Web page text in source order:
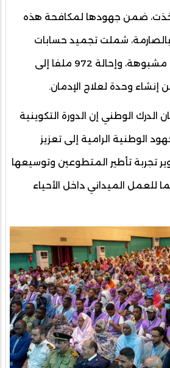
ضمن جهودها لمكافحة هذه
بالصارمة، شملت تجميد حسابات
مالية مرتبطة بملفات مشبوهة، وإحالة 972 ملفا إلى
إنشاء وحدة لعلاج الإدمان.
الدرك الوطني إن الدورة التكوينية
الوطنية الرامية إلى تعزيز
تجربة تأطير المتطوعين وتوسيعها
شاب دعما للعمل الميداني داخل الأحياء